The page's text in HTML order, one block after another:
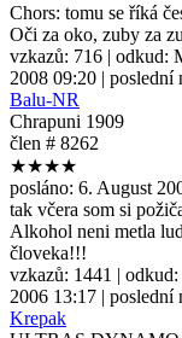
Chors: tomu se říká
Oči za oko, zuby za
vzkazů: 716 | odkud:
2008 09:20 | poslední
Balu-NR
Chrapuni 1909
člen # 8262
★★★★
posláno: 6. August
tak včera som si
Alkohol neni metla
človeka!!!
vzkazů: 1441 | odkud:
2006 13:17 | poslední
Krepak